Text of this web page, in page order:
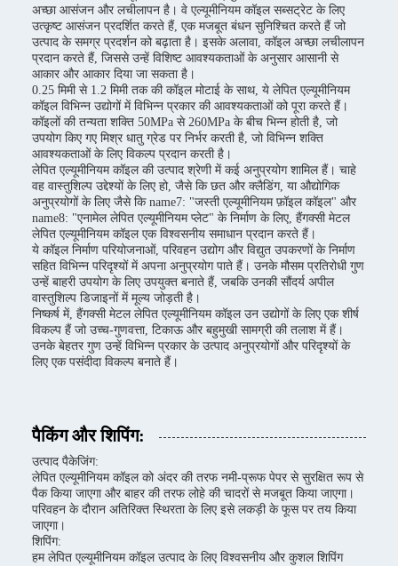
अच्छा आसंजन और लचीलापन है। वे एल्यूमीनियम कॉइल सब्सट्रेट के लिए
उत्कृष्ट आसंजन प्रदर्शित करते हैं, एक मजबूत बंधन सुनिश्चित करते हैं जो
उत्पाद के समग्र प्रदर्शन को बढ़ाता है। इसके अलावा, कॉइल अच्छा लचीलापन
प्रदान करते हैं, जिससे उन्हें विशिष्ट आवश्यकताओं के अनुसार आसानी से
आकार और आकार दिया जा सकता है।
0.25 मिमी से 1.2 मिमी तक की कॉइल मोटाई के साथ, ये लेपित एल्यूमीनियम
कॉइल विभिन्न उद्योगों में विभिन्न प्रकार की आवश्यकताओं को पूरा करते हैं।
कॉइलों की तन्यता शक्ति 50MPa से 260MPa के बीच भिन्न होती है, जो
उपयोग किए गए मिश्र धातु ग्रेड पर निर्भर करती है, जो विभिन्न शक्ति
आवश्यकताओं के लिए विकल्प प्रदान करती है।
लेपित एल्यूमीनियम कॉइल की उत्पाद श्रेणी में कई अनुप्रयोग शामिल हैं। चाहे
वह वास्तुशिल्प उद्देश्यों के लिए हो, जैसे कि छत और क्लैडिंग, या औद्योगिक
अनुप्रयोगों के लिए जैसे कि name7: "जस्ती एल्यूमीनियम फ़ॉइल कॉइल" और
name8: "एनामेल लेपित एल्यूमीनियम प्लेट" के निर्माण के लिए, हैंगक्सी मेटल
लेपित एल्यूमीनियम कॉइल एक विश्वसनीय समाधान प्रदान करते हैं।
ये कॉइल निर्माण परियोजनाओं, परिवहन उद्योग और विद्युत उपकरणों के निर्माण
सहित विभिन्न परिदृश्यों में अपना अनुप्रयोग पाते हैं। उनके मौसम प्रतिरोधी गुण
उन्हें बाहरी उपयोग के लिए उपयुक्त बनाते हैं, जबकि उनकी सौंदर्य अपील
वास्तुशिल्प डिजाइनों में मूल्य जोड़ती है।
निष्कर्ष में, हैंगक्सी मेटल लेपित एल्यूमीनियम कॉइल उन उद्योगों के लिए एक शीर्ष
विकल्प हैं जो उच्च-गुणवत्ता, टिकाऊ और बहुमुखी सामग्री की तलाश में हैं।
उनके बेहतर गुण उन्हें विभिन्न प्रकार के उत्पाद अनुप्रयोगों और परिदृश्यों के
लिए एक पसंदीदा विकल्प बनाते हैं।
पैकिंग और शिपिंग:
उत्पाद पैकेजिंग:
लेपित एल्यूमीनियम कॉइल को अंदर की तरफ नमी-प्रूफ पेपर से सुरक्षित रूप से
पैक किया जाएगा और बाहर की तरफ लोहे की चादरों से मजबूत किया जाएगा।
परिवहन के दौरान अतिरिक्त स्थिरता के लिए इसे लकड़ी के फूस पर तय किया
जाएगा।
शिपिंग:
हम लेपित एल्यूमीनियम कॉइल उत्पाद के लिए विश्वसनीय और कुशल शिपिंग